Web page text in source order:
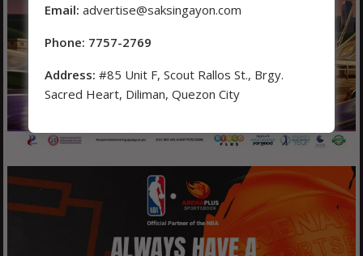
Email: advertise@saksingayon.com
Phone: 7757-2769
Address: #85 Unit F, Scout Rallos St., Brgy.
Sacred Heart, Diliman, Quezon City